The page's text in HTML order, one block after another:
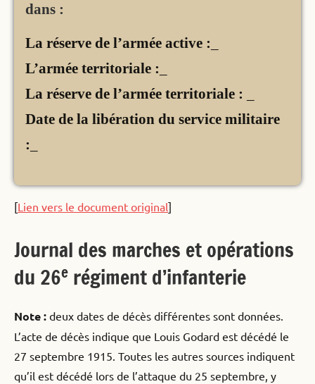
dans :
La réserve de l’armée active :
L’armée territoriale :
La réserve de l’armée territoriale :
Date de la libération du service militaire
:
[Lien vers le document original]
Journal des marches et opérations
du 26e régiment d’infanterie
Note : deux dates de décès différentes sont données.
L’acte de décès indique que Louis Godard est décédé le
27 septembre 1915. Toutes les autres sources indiquent
qu’il est décédé lors de l’attaque du 25 septembre, y